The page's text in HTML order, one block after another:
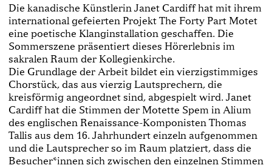
Die kanadische Künstlerin Janet Cardiff hat mit ihrem
international gefeierten Projekt The Forty Part Motet
eine poetische Klanginstallation geschaffen. Die
Sommerszene präsentiert dieses Hörerlebnis im
sakralen Raum der Kollegienkirche.
Die Grundlage der Arbeit bildet ein vierzigstimmiges
Chorstück, das aus vierzig Lautsprechern, die
kreisförmig angeordnet sind, abgespielt wird. Janet
Cardiff hat die Stimmen der Motette Spem in Alium
des englischen Renaissance-Komponisten Thomas
Tallis aus dem 16. Jahrhundert einzeln aufgenommen
und die Lautsprecher so im Raum platziert, dass die
Besucher*innen sich zwischen den einzelnen Stimmen